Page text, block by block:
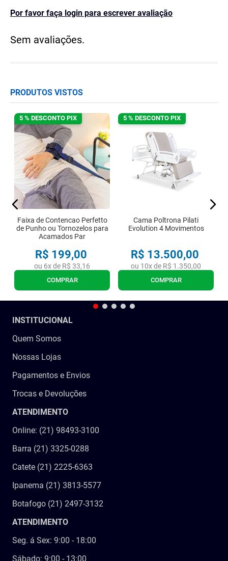
Por favor faça login para escrever avaliação
Sem avaliações.
PRODUTOS VISTOS
5 % DESCONTO PIX
Faixa de Contencao Perfetto
de Punho ou Tornozelos para
Acamados Par
R$ 199,00
ou 6x de R$ 33,16
COMPRAR
5 % DESCONTO PIX
Cama Poltrona Pilati
Evolution 4 Movimentos
R$ 13.500,00
ou 10x de R$ 1 .350,00
COMPRAR
INSTITUCIONAL
Quem Somos
Nossas Lojas
Pagamentos e Envios
Trocas e Devoluções
ATENDIMENTO
Online: (21) 98493-3100
Barra (21) 3325-0288
Catete (21) 2225-6363
Ipanema (21) 3813-5577
Botafogo (21) 2497-3132
ATENDIMENTO
Seg. á Sex: 9:00 - 18:00
Sábado: 9:00 - 13:00